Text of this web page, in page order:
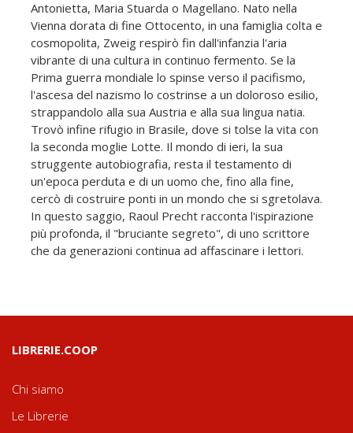
Antonietta, Maria Stuarda o Magellano. Nato nella
Vienna dorata di fine Ottocento, in una famiglia colta e
cosmopolita, Zweig respirò fin dall'infanzia l'aria
vibrante di una cultura in continuo fermento. Se la
Prima guerra mondiale lo spinse verso il pacifismo,
l'ascesa del nazismo lo costrinse a un doloroso esilio,
strappandolo alla sua Austria e alla sua lingua natia.
Trovò infine rifugio in Brasile, dove si tolse la vita con
la seconda moglie Lotte. Il mondo di ieri, la sua
struggente autobiografia, resta il testamento di
un'epoca perduta e di un uomo che, fino alla fine,
cercò di costruire ponti in un mondo che si sgretolava.
In questo saggio, Raoul Precht racconta l'ispirazione
più profonda, il "bruciante segreto", di uno scrittore
che da generazioni continua ad affascinare i lettori.
LIBRERIE.COOP
Chi siamo
Le Librerie